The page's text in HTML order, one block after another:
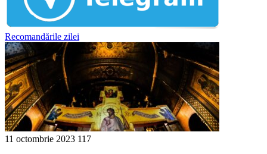
Recomandările zilei
11 octombrie 2023 117